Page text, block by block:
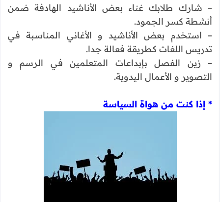
– شارك طلابك غناء بعض الأناشيد الهادفة ضمن
أنشطة كسر الجمود.
– استخدم بعض الأناشيد و الأغاني المناسبة في
تدريس اللغات كطريقة فعالة جدا.
– زين الفصل بإبداعات المتعلمين في الرسم و
التصوير و الأعمال اليدوية.
* إذا كنت من هواة السياسة